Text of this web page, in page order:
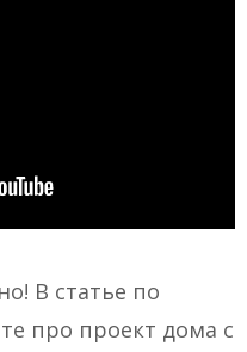
В статье по
про проект дома с